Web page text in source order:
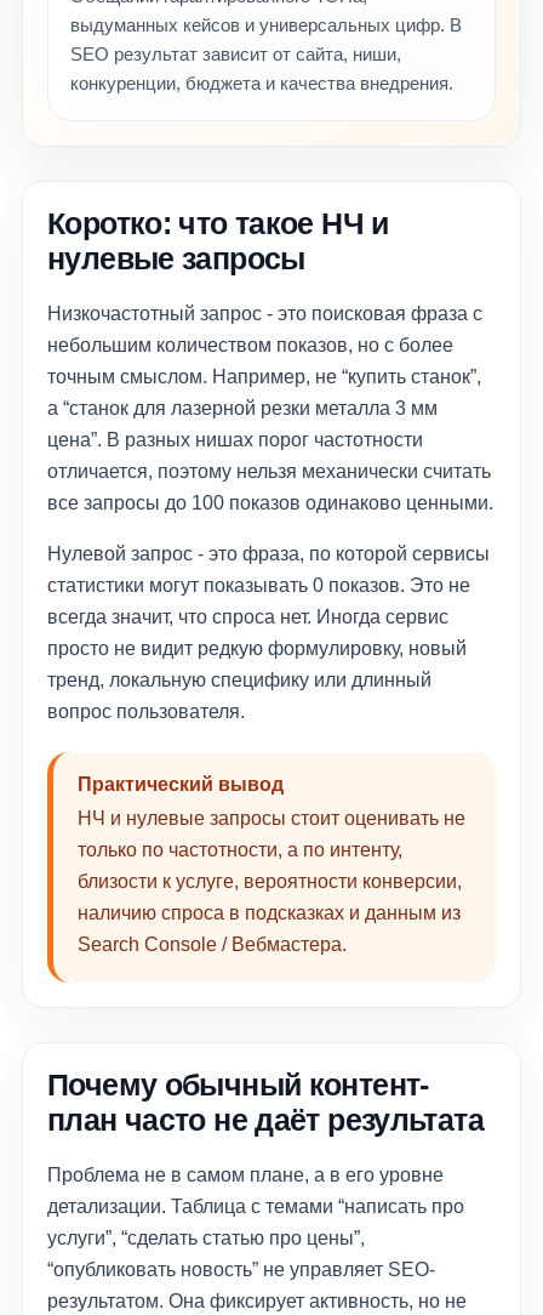
выдуманных кейсов и универсальных цифр. В
SEO результат зависит от сайта, ниши,
конкуренции, бюджета и качества внедрения.
Коротко: что такое НЧ и
нулевые запросы
Низкочастотный запрос - это поисковая фраза с
небольшим количеством показов, но с более
точным смыслом. Например, не “купить станок”,
а “станок для лазерной резки металла 3 мм
цена”. В разных нишах порог частотности
отличается, поэтому нельзя механически считать
все запросы до 100 показов одинаково ценными.
Нулевой запрос - это фраза, по которой сервисы
статистики могут показывать 0 показов. Это не
всегда значит, что спроса нет. Иногда сервис
просто не видит редкую формулировку, новый
тренд, локальную специфику или длинный
вопрос пользователя.
Практический вывод
НЧ и нулевые запросы стоит оценивать не
только по частотности, а по интенту,
близости к услуге, вероятности конверсии,
наличию спроса в подсказках и данным из
Search Console / Вебмастера.
Почему обычный контент-
план часто не даёт результата
Проблема не в самом плане, а в его уровне
детализации. Таблица с темами “написать про
услуги”, “сделать статью про цены”,
“опубликовать новость” не управляет SEO-
результатом. Она фиксирует активность, но не